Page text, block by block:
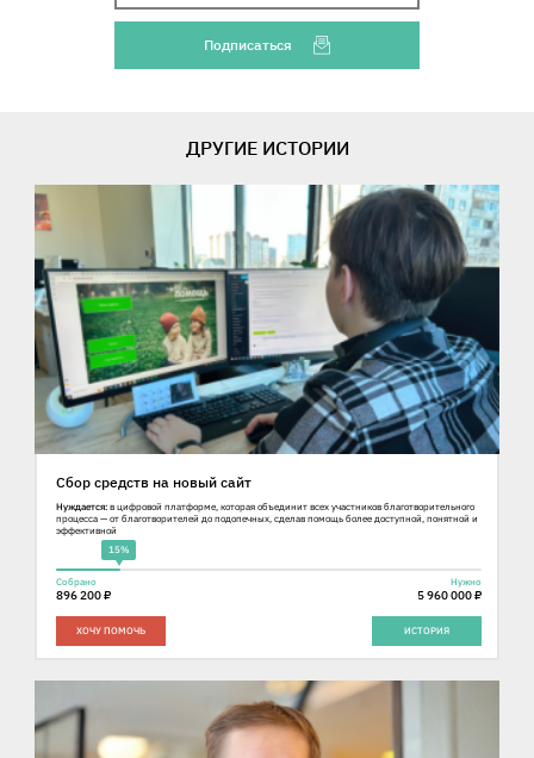
Подписаться
ДРУГИЕ ИСТОРИИ
Сбор средств на новый сайт
Нуждается: в цифровой платформе, которая объединит всех участников благотворительного
процесса — от благотворителей до подопечных, сделав помощь более доступной, понятной и
эффективной
15%
Собрано
896 200 ₽
Нужно
5 960 000 ₽
ХОЧУ ПОМОЧЬ ИСТОРИЯ